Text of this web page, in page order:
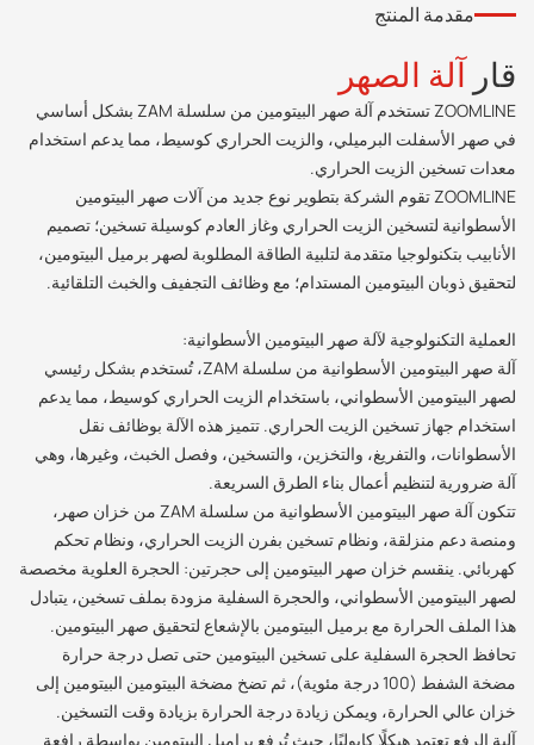
مقدمة المنتج
قارآلة الصهر
ZOOMLINE تستخدم آلة صهر البيتومين من سلسلة ZAM بشكل أساسي
في صهر الأسفلت البرميلي، والزيت الحراري كوسيط، مما يدعم استخدام
معدات تسخين الزيت الحراري.
ZOOMLINE تقوم الشركة بتطوير نوع جديد من آلات صهر البيتومين
الأسطوانية لتسخين الزيت الحراري وغاز العادم كوسيلة تسخين؛ تصميم
الأنابيب بتكنولوجيا متقدمة لتلبية الطاقة المطلوبة لصهر برميل البيتومين،
لتحقيق ذوبان البيتومين المستدام؛ مع وظائف التجفيف والخبث التلقائية.
العملية التكنولوجية لآلة صهر البيتومين الأسطوانية:
آلة صهر البيتومين الأسطوانية من سلسلة ZAM، تُستخدم بشكل رئيسي
لصهر البيتومين الأسطواني، باستخدام الزيت الحراري كوسيط، مما يدعم
استخدام جهاز تسخين الزيت الحراري. تتميز هذه الآلة بوظائف نقل
الأسطوانات، والتفريغ، والتخزين، والتسخين، وفصل الخبث، وغيرها، وهي
آلة ضرورية لتنظيم أعمال بناء الطرق السريعة.
تتكون آلة صهر البيتومين الأسطوانية من سلسلة ZAM من خزان صهر،
ومنصة دعم منزلقة، ونظام تسخين بفرن الزيت الحراري، ونظام تحكم
كهربائي. ينقسم خزان صهر البيتومين إلى حجرتين: الحجرة العلوية مخصصة
لصهر البيتومين الأسطواني، والحجرة السفلية مزودة بملف تسخين، يتبادل
هذا الملف الحرارة مع برميل البيتومين بالإشعاع لتحقيق صهر البيتومين.
تحافظ الحجرة السفلية على تسخين البيتومين حتى تصل درجة حرارة
مضخة الشفط (100 درجة مئوية)، ثم تضخ مضخة البيتومين البيتومين إلى
خزان عالي الحرارة، ويمكن زيادة درجة الحرارة بزيادة وقت التسخين.
آلية الرفع تعتمد هيكلًا كابوليًا، حيث تُرفع براميل البيتومين بواسطة رافعة